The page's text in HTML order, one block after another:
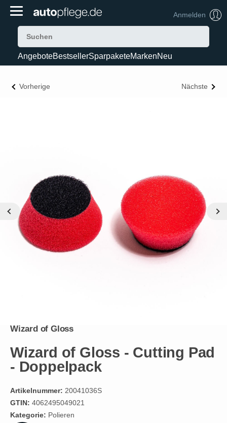
Anmelden
AngeboteBestsellerSparpaketeMarkenNeu
Vorherige Nächste
Wizard of Gloss
Wizard of Gloss - Cutting Pad
- Doppelpack
Artikelnummer: 20041036S
GTIN: 4062495049021
Kategorie: Polieren